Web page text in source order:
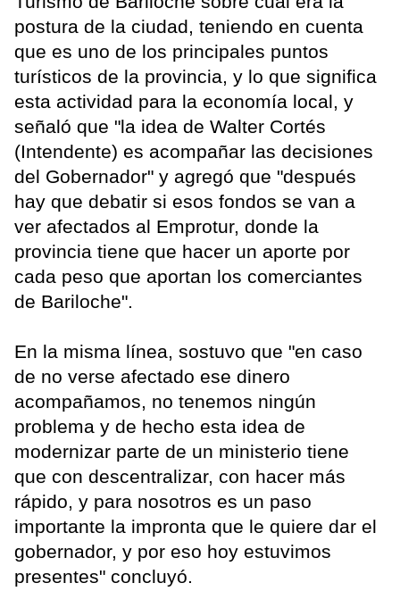
postura de la ciudad, teniendo en cuenta
que es uno de los principales puntos
turísticos de la provincia, y lo que significa
esta actividad para la economía local, y
señaló que "la idea de Walter Cortés
(Intendente) es acompañar las decisiones
del Gobernador" y agregó que "después
hay que debatir si esos fondos se van a
ver afectados al Emprotur, donde la
provincia tiene que hacer un aporte por
cada peso que aportan los comerciantes
de Bariloche".
En la misma línea, sostuvo que "en caso
de no verse afectado ese dinero
acompañamos, no tenemos ningún
problema y de hecho esta idea de
modernizar parte de un ministerio tiene
que con descentralizar, con hacer más
rápido, y para nosotros es un paso
importante la impronta que le quiere dar el
gobernador, y por eso hoy estuvimos
presentes" concluyó.